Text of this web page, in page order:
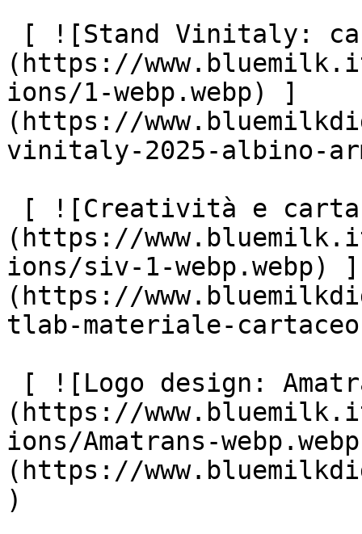
(https://
ions/1-webp.webp) ]
(https://
vinitaly-2025-albino-
(https://
ions/siv-1-webp.webp) ]
(https://
tlab-materiale-
(https://
ions/Amatrans-
(https://
)